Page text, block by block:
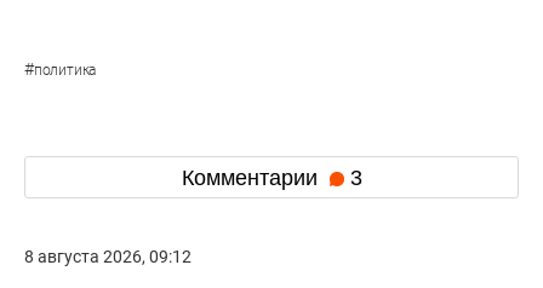
#политика
Комментарии 3
8 августа 2026, 09:12